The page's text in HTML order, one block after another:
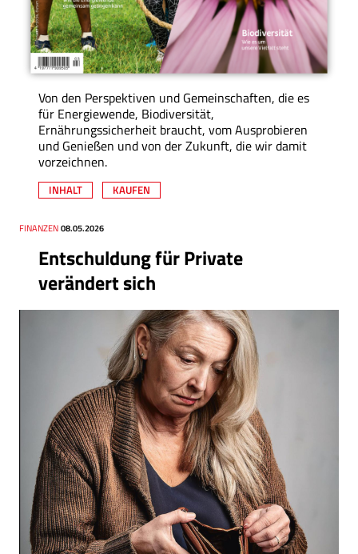
Von den Perspektiven und Gemeinschaften, die es
für Energiewende, Biodiversität,
Ernährungssicherheit braucht, vom Ausprobieren
und Genießen und von der Zukunft, die wir damit
vorzeichnen.
INHALT KAUFEN
Entschuldung für Private
verändert sich
Thema
FINANZEN
Datum 08.05.2026